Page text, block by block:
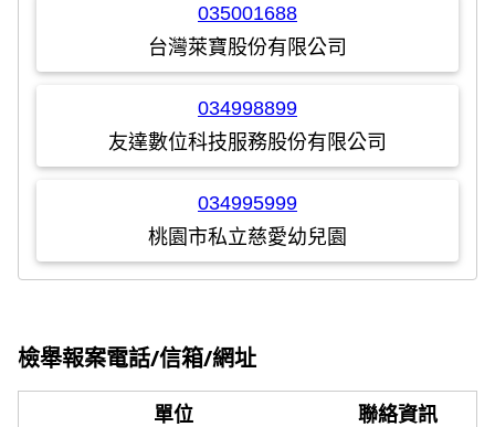
035001688
台灣萊寶股份有限公司
034998899
友達數位科技服務股份有限公司
034995999
桃園市私立慈愛幼兒園
檢舉報案電話/信箱/網址
單位 聯絡資訊